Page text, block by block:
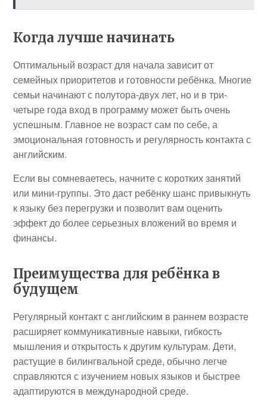
Когда лучше начинать
Оптимальный возраст для начала зависит от
семейных приоритетов и готовности ребёнка. Многие
семьи начинают с полутора-двух лет, но и в три-
четыре года вход в программу может быть очень
успешным. Главное не возраст сам по себе, а
эмоциональная готовность и регулярность контакта с
английским.
Если вы сомневаетесь, начните с коротких занятий
или мини-группы. Это даст ребёнку шанс привыкнуть
к языку без перегрузки и позволит вам оценить
эффект до более серьезных вложений во время и
финансы.
Преимущества для ребёнка в
будущем
Регулярный контакт с английским в раннем возрасте
расширяет коммуникативные навыки, гибкость
мышления и открытость к другим культурам. Дети,
растущие в билингвальной среде, обычно легче
справляются с изучением новых языков и быстрее
адаптируются в международной среде.